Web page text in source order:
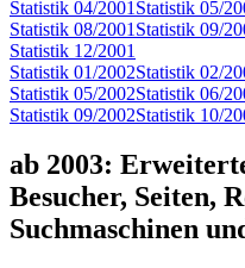
Statistik 04/2001 Statistik 05/
Statistik 08/2001 Statistik 09/
Statistik 12/2001
Statistik 01/2002Statistik 02/
Statistik 05/2002Statistik 06/
Statistik 09/2002Statistik 10/
ab 2003:
Besucher, Seiten,
Suchmaschinen